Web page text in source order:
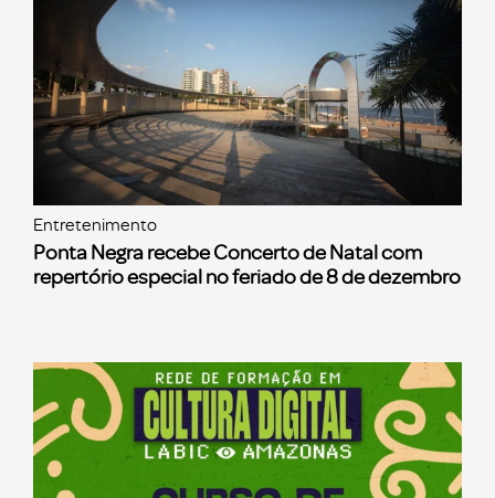
Entretenimento
Ponta Negra recebe Concerto de Natal com
repertório especial no feriado de 8 de dezembro